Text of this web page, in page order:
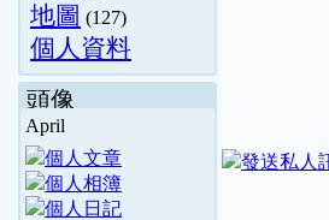
地圖 (127)
個人資料
頭像
April